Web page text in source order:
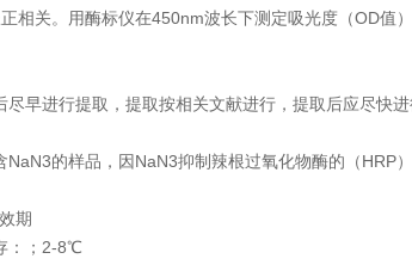
相关。用酶标仪在450nm波长下测定吸光度（OD值
尽早进行提取，提取按相关文献进行，提取后应尽快
NaN3的样品，因NaN3抑制辣根过氧化物酶的（HRP）
期
：；2-8℃